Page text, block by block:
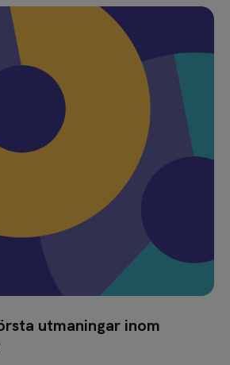
utmaningar inom